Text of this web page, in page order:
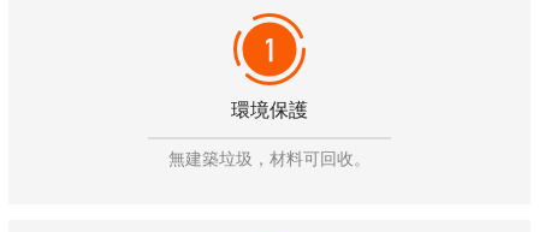
環境保護
無建築垃圾，材料可回收。